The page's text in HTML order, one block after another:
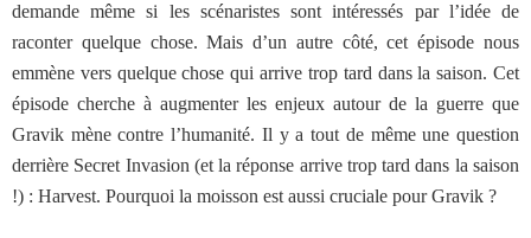
demande même si les scénaristes sont intéressés par l’idée de
raconter quelque chose. Mais d’un autre côté, cet épisode nous
emmène vers quelque chose qui arrive trop tard dans la saison. Cet
épisode cherche à augmenter les enjeux autour de la guerre que
Gravik mène contre l’humanité. Il y a tout de même une question
derrière Secret Invasion (et la réponse arrive trop tard dans la saison
!) : Harvest. Pourquoi la moisson est aussi cruciale pour Gravik ?